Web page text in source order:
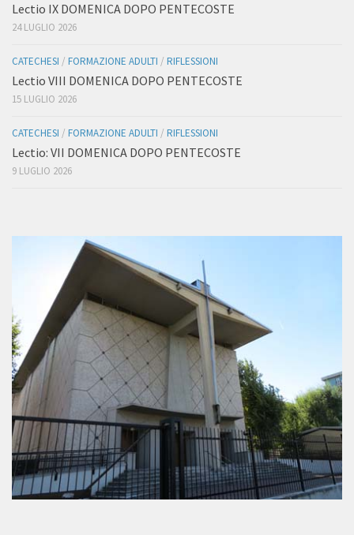
Lectio IX DOMENICA DOPO PENTECOSTE
24 LUGLIO 2026
CATECHESI / FORMAZIONE ADULTI / RIFLESSIONI
Lectio VIII DOMENICA DOPO PENTECOSTE
15 LUGLIO 2026
CATECHESI / FORMAZIONE ADULTI / RIFLESSIONI
Lectio: VII DOMENICA DOPO PENTECOSTE
9 LUGLIO 2026